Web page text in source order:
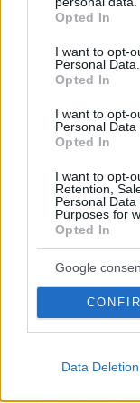
grant or deny
use your data for
consent section.
Opted In
I want to opt-
Personal Data.
Opted In
I want to opt-
Personal Data
Opted In
I want to opt-
Retention,
Personal
Purposes for
Opted In
Google
Data Deletion
Χωρίς αντίπαλο